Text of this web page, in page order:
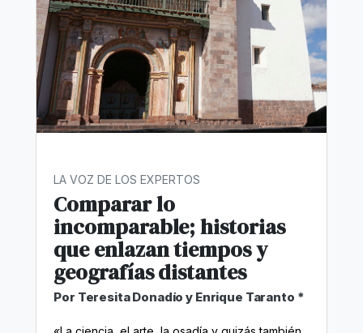
LA VOZ DE LOS EXPERTOS
Comparar lo
incomparable; historias
que enlazan tiempos y
geografías distantes
Por Teresita Donadío y Enrique Taranto *